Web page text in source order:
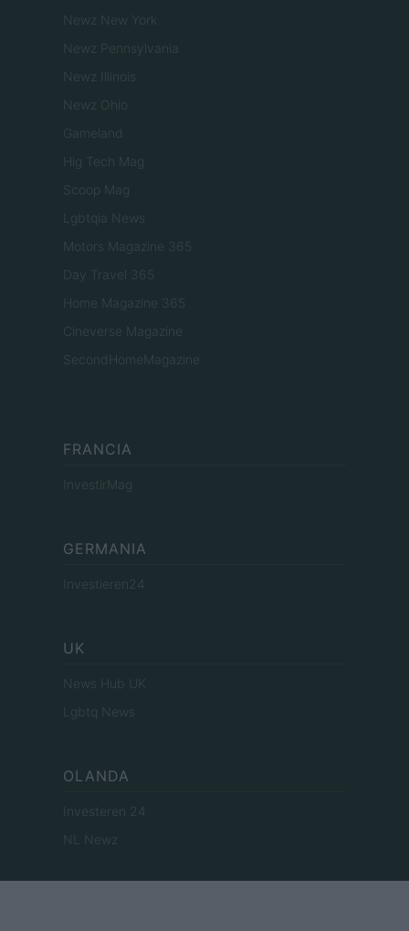
Newz New York
Newz Pennsylvania
Newz Illinois
Newz Ohio
Gameland
Hig Tech Mag
Scoop Mag
Lgbtqia News
Motors Magazine 365
Day Travel 365
Home Magazine 365
Cineverse Magazine
SecondHomeMagazine
FRANCIA
InvestirMag
GERMANIA
Investieren24
UK
News Hub UK
Lgbtq News
OLANDA
Investeren 24
NL Newz